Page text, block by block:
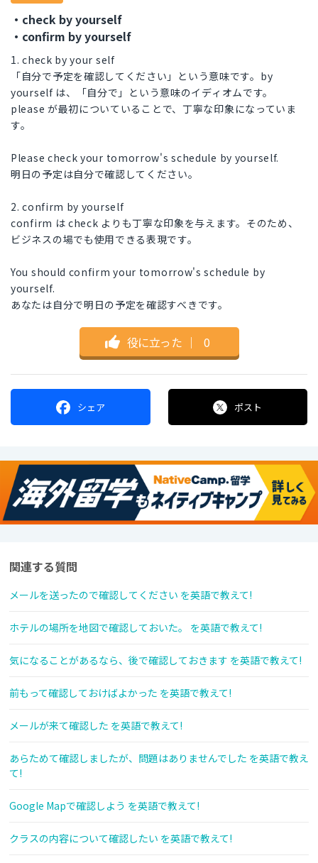
・check by yourself
・confirm by yourself
1. check by your self
「自分で予定を確認してください」という意味です。by
yourself は、「自分で」という意味のイディオムです。
please が最初についていることで、丁寧な印象になっていま
す。
Please check your tomorrow's schedule by yourself.
明日の予定は自分で確認してください。
2. confirm by yourself
confirm は check よりも丁寧な印象を与えます。そのため、
ビジネスの場でも使用できる表現です。
You should confirm your tomorrow's schedule by
yourself.
あなたは自分で明日の予定を確認すべきです。
役に立った ｜ 0
シェア ポスト
関連する質問
メールを送ったので確認してください を英語で教えて!
ホテルの場所を地図で確認しておいた。 を英語で教えて!
気になることがあるなら、後で確認しておきます を英語で教えて!
前もって確認しておけばよかった を英語で教えて!
メールが来て確認した を英語で教えて!
あらためて確認しましたが、問題はありませんでした を英語で教え
て!
Google Mapで確認しよう を英語で教えて!
クラスの内容について確認したい を英語で教えて!